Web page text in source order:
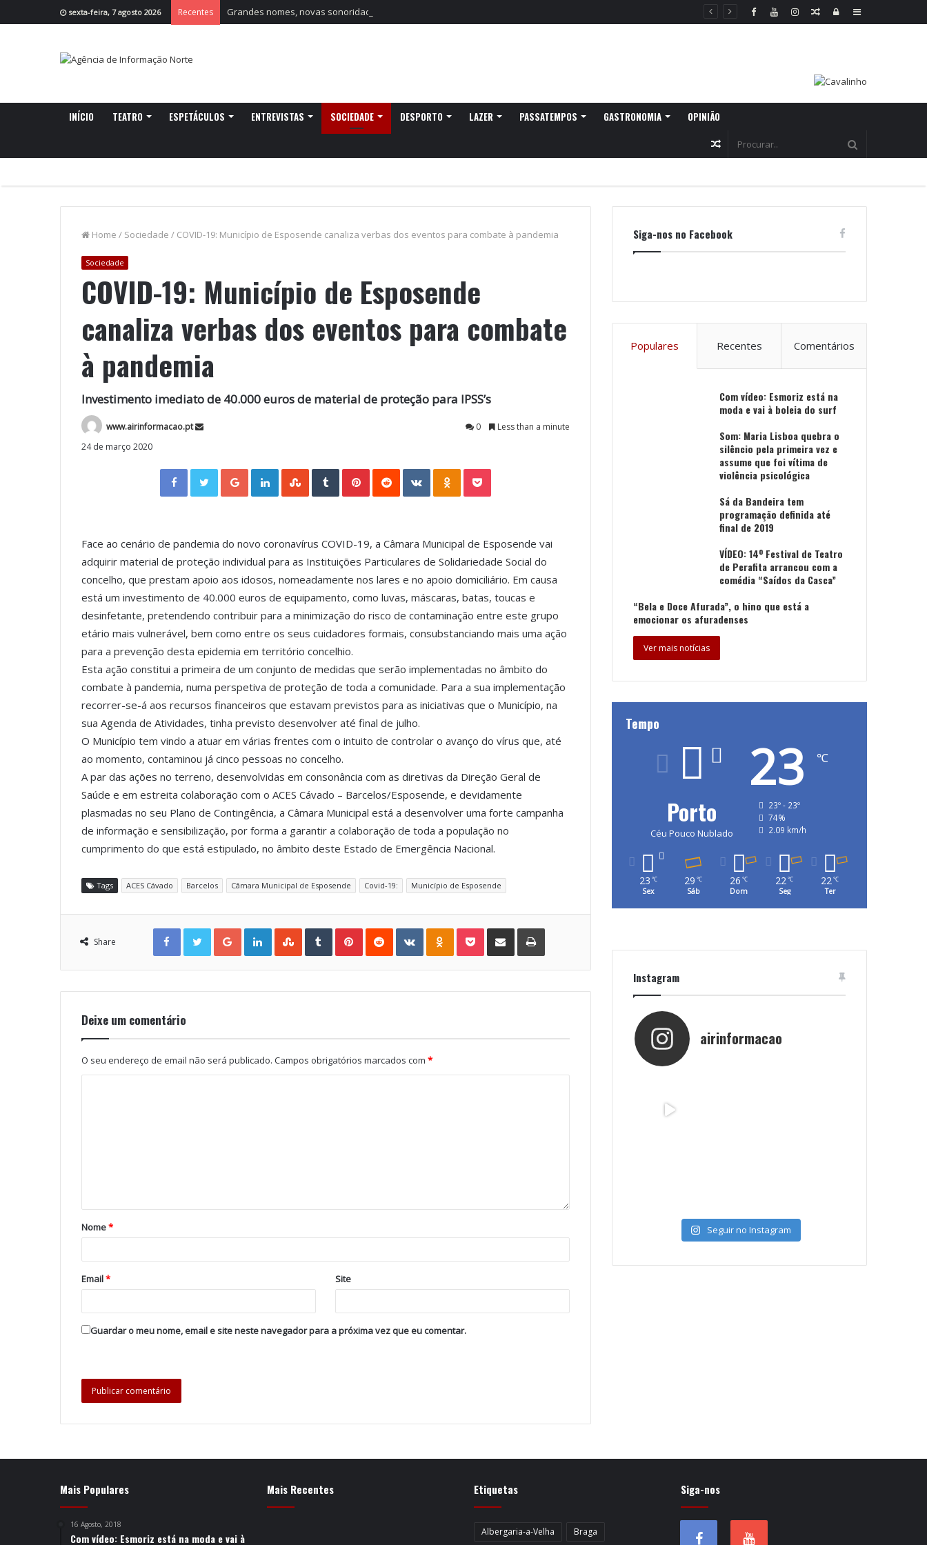
sexta-feira, 7 agosto 2026 Recentes Grandes nomes, novas sonoridades e criação artística marcam a nova temporada do CTAL Sidebar
Log
Random
INÍCIO TEATRO ESPETÁCULOS ENTREVISTAS SOCIEDADE DESPORTO LAZER PASSATEMPOS GASTRONOMIA OPINIÃO
Random
Home / Sociedade / COVID-19: Município de Esposende canaliza verbas dos eventos para combate à pandemia
Sociedade
COVID-19: Município de Esposende
canaliza verbas dos eventos para combate
à pandemia
Investimento imediato de 40.000 euros de material de proteção para IPSS’s
www.airinformacao.pt 0
Less than a minute
24 de março 2020
Facebook Twitter Google+ LinkedIn StumbleUpon Tumblr VKontakte
Face ao cenário de pandemia do novo coronavírus COVID-19, a Câmara Municipal de Esposende vai
adquirir material de proteção individual para as Instituições Particulares de Solidariedade Social do
concelho, que prestam apoio aos idosos, nomeadamente nos lares e no apoio domiciliário. Em causa
está um investimento de 40.000 euros de equipamento, como luvas, máscaras, batas, toucas e
desinfetante, pretendendo contribuir para a minimização do risco de contaminação entre este grupo
etário mais vulnerável, bem como entre os seus cuidadores formais, consubstanciando mais uma ação
para a prevenção desta epidemia em território concelhio.
Esta ação constitui a primeira de um conjunto de medidas que serão implementadas no âmbito do
combate à pandemia, numa perspetiva de proteção de toda a comunidade. Para a sua implementação
recorrer-se-á aos recursos financeiros que estavam previstos para as iniciativas que o Município, na
sua Agenda de Atividades, tinha previsto desenvolver até final de julho.
O Município tem vindo a atuar em várias frentes com o intuito de controlar o avanço do vírus que, até
ao momento, contaminou já cinco pessoas no concelho.
A par das ações no terreno, desenvolvidas em consonância com as diretivas da Direção Geral de
Saúde e em estreita colaboração com o ACES Cávado – Barcelos/Esposende, e devidamente
plasmadas no seu Plano de Contingência, a Câmara Municipal está a desenvolver uma forte campanha
de informação e sensibilização, por forma a garantir a colaboração de toda a população no
cumprimento do que está estipulado, no âmbito deste Estado de Emergência Nacional.
Tags ACES Cávado Barcelos Câmara Municipal de Esposende Covid-19: Município de Esposende
Share
Facebook Twitter Google+ LinkedIn StumbleUpon Tumblr Pinterest Reddit VKontakte Odnoklassniki Pocket Share via Email Print
Deixe um comentário
O seu endereço de email não será publicado. Campos obrigatórios marcados com *
Nome*
Email* Site
Guardar o meu nome, email e site neste navegador para a próxima vez que eu comentar.
Siga-nos no Facebook
Populares Recentes Comentários
Com vídeo: Esmoriz está na
moda e vai à boleia do surf
Som: Maria Lisboa quebra o
silêncio pela primeira vez e
assume que foi vítima de
violência psicológica
Sá da Bandeira tem
programação definida até
final de 2019
VÍDEO: 14º Festival de Teatro
de Perafita arrancou com a
comédia “Saídos da Casca”
“Bela e Doce Afurada”, o hino que está a
emocionar os afuradenses
Ver mais notícias
Tempo
Porto
Céu Pouco Nublado
23 ℃
23º - 23º
74%
2.09 km/h
23 ℃
Sex
29 ℃
Sáb
26 ℃
Dom
22℃
Seg
22℃
Ter
Instagram
airinformacao
Seguir no Instagram
Mais Populares
16 Agosto, 2018
Com vídeo: Esmoriz está na moda e vai à
Mais Recentes Etiquetas
Albergaria-a-Velha Braga
Siga-nos